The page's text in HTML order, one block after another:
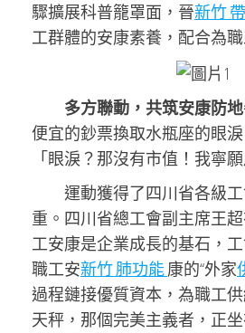
驟擴展科普籠罩面，晉新竹
工群體的安康素養，配合為
多方聯動，共筑安康防地
便宜的鈔票換取水瓶座的眼
「眼淚？那沒有市值！我寧
運動獲得了四川省各級
重。四川省總工會副主席王超
工安康是企業成長的基石，
職工安新竹 肺功能康的“外家
過程鏈接優質資本，為職工
天秤，那個完美主義者，正